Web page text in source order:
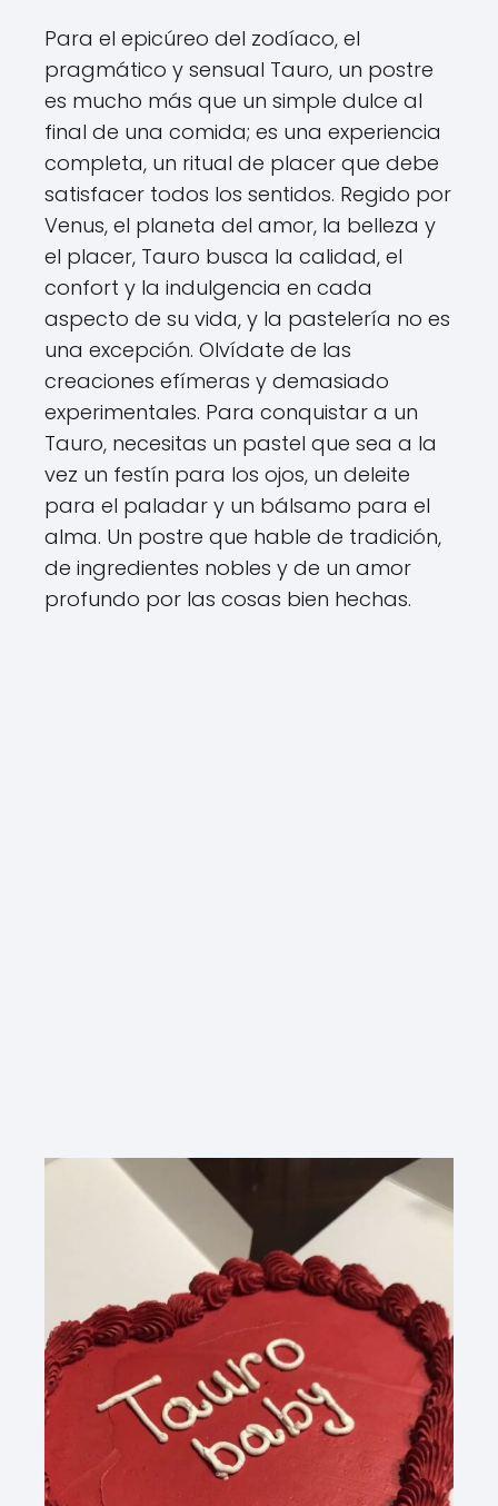
Para el epicúreo del zodíaco, el
pragmático y sensual Tauro, un postre
es mucho más que un simple dulce al
final de una comida; es una experiencia
completa, un ritual de placer que debe
satisfacer todos los sentidos. Regido por
Venus, el planeta del amor, la belleza y
el placer, Tauro busca la calidad, el
confort y la indulgencia en cada
aspecto de su vida, y la pastelería no es
una excepción. Olvídate de las
creaciones efímeras y demasiado
experimentales. Para conquistar a un
Tauro, necesitas un pastel que sea a la
vez un festín para los ojos, un deleite
para el paladar y un bálsamo para el
alma. Un postre que hable de tradición,
de ingredientes nobles y de un amor
profundo por las cosas bien hechas.